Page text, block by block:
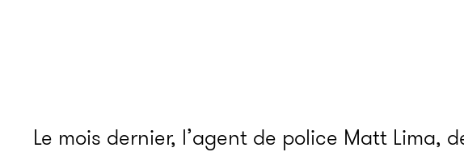
Le mois dernier, l’agent de police Matt Lima,